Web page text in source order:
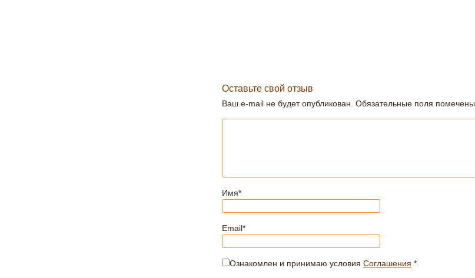
Оставьте свой отзыв
Ваш e-mail не будет опубликован. Обязательные поля помечены
Имя*
Email*
Ознакомлен и принимаю условия Соглашения *